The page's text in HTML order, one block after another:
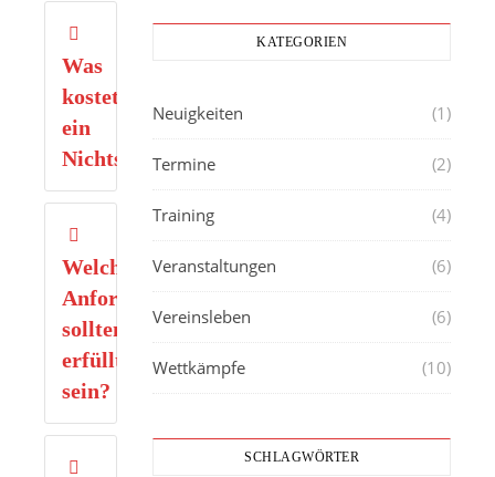
Was
kostet
ein
Nichtschwimmerkurs?
Welche
Anforderungen
sollten
erfüllt
sein?
KATEGORIEN
Neuigkeiten (1)
Termine (2)
Training (4)
Veranstaltungen (6)
Vereinsleben (6)
Wettkämpfe (10)
SCHLAGWÖRTER